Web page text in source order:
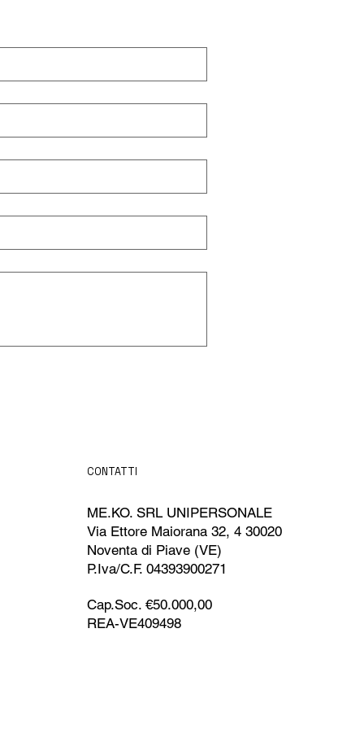
CONTATTI
ME.KO. SRL UNIPERSONALE
Via Ettore Maiorana 32, 4 30020
Noventa di Piave (VE)
P.Iva/C.F. 04393900271
Cap.Soc. €50.000,00
REA-VE409498